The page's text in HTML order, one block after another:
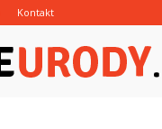
Kontakt